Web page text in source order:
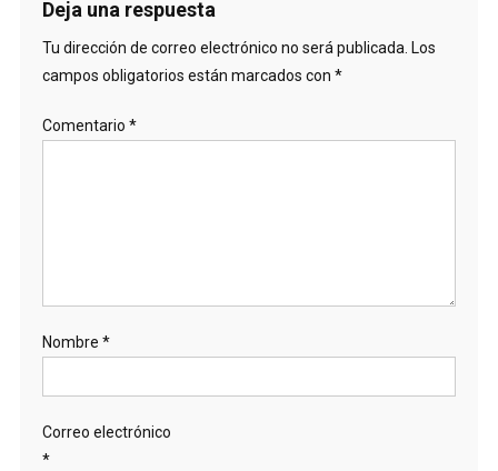
Deja una respuesta
Tu dirección de correo electrónico no será publicada. Los
campos obligatorios están marcados con *
Comentario *
Nombre *
Correo electrónico
*